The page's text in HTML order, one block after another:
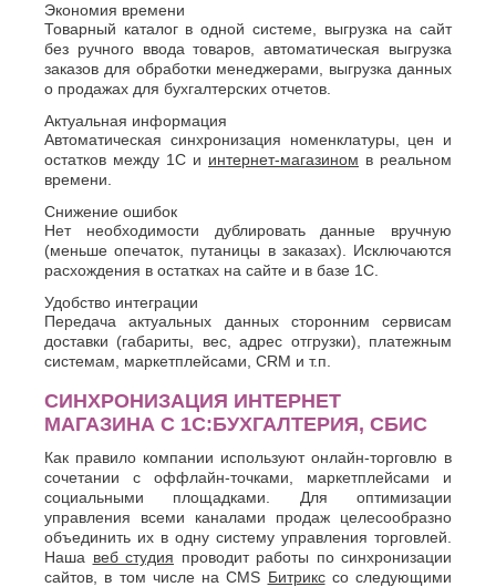
Брянск
В
Великий
Новгород
Владикавказ
Владимир
Волгоград
Волгодонск
Волжск
Волжский
Вологда
Воронеж
Г
Геленджик
Грозный
Д
Дербент
Дзержинск
Е
Евпатория
Екатеринбург
Одинцово
Октябрьский
Омск
Орехово-
Зуево
Орск
Пенза
Первоуральск
Пермь
Петрозаводск
Подольск
Псков
Пушкино
Р
Ростов-
Дону
Рыбинск
Рязань
С
Экономия времени
Товарный каталог в одной системе, выгрузка на сайт
без ручного ввода товаров, автоматическая выгрузка
заказов для обработки менеджерами, выгрузка данных
о продажах для бухгалтерских отчетов.
Актуальная информация
Автоматическая синхронизация номенклатуры, цен и
остатков между 1С и интернет-магазином в реальном
времени.
Снижение ошибок
Нет необходимости дублировать данные вручную
(меньше опечаток, путаницы в заказах). Исключаются
расхождения в остатках на сайте и в базе 1С.
Удобство интеграции
Передача актуальных данных сторонним сервисам
доставки (габариты, вес, адрес отгрузки), платежным
системам, маркетплейсами, CRM и т.п.
СИНХРОНИЗАЦИЯ ИНТЕРНЕТ
МАГАЗИНА С 1С:БУХГАЛТЕРИЯ, СБИС
Как правило компании используют онлайн-торговлю в
сочетании с оффлайн-точками, маркетплейсами и
социальными площадками. Для оптимизации
управления всеми каналами продаж целесообразно
объединить их в одну систему управления торговлей.
Наша веб студия проводит работы по синхронизации
сайтов, в том числе на CMS Битрикссо следующими